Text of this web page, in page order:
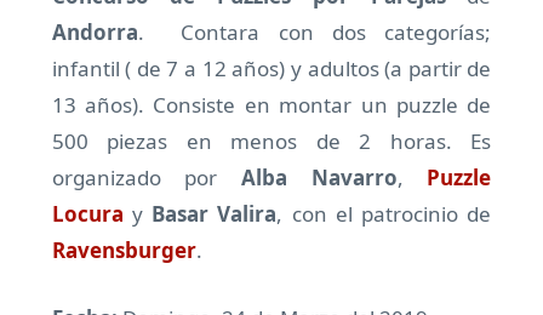
Andorra. Contara con dos categorías;
infantil ( de 7 a 12 años) y adultos (a partir de
13 años). Consiste en montar un puzzle de
500 piezas en menos de 2 horas. Es
organizado por Alba Navarro, Puzzle
Locura y Basar Valira, con el patrocinio de
Ravensburger.